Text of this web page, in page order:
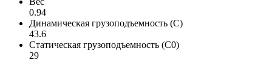
0.94
Динамическая грузоподъемность (C)
43.6
Статическая грузоподъемность (C0)
29